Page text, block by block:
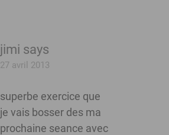
jimi says
27 avril 2013
superbe exercice que
je vais bosser des ma
prochaine seance avec